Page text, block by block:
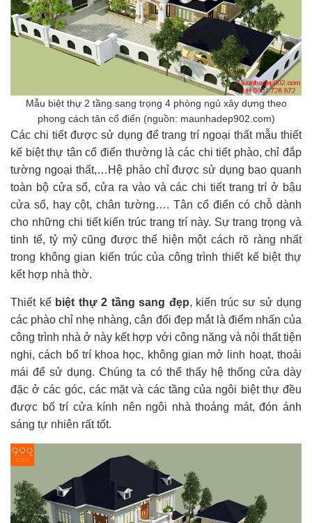
Mẫu biệt thự 2 tầng sang trọng 4 phòng ngủ xây dựng theo
phong cách tân cổ điển (nguồn: maunhadep902.com)
Các chi tiết được sử dụng để trang trí ngoại thất mẫu thiết
kế biệt thự tân cổ điển thường là các chi tiết phào, chỉ đắp
tường ngoại thất,…Hệ phào chỉ được sử dụng bao quanh
toàn bộ cửa sổ, cửa ra vào và các chi tiết trang trí ở bậu
cửa sổ, hay cột, chân tường…. Tân cổ điển có chỗ dành
cho những chi tiết kiến trúc trang trí này. Sự trang trọng và
tinh tế, tỷ mỷ cũng được thể hiện một cách rõ ràng nhất
trong không gian kiến trúc của công trình thiết kế biệt thự
kết hợp nhà thờ.
Thiết kế biệt thự 2 tầng sang đẹp, kiến trúc sư sử dụng
các phào chỉ nhẹ nhàng, cân đối đẹp mắt là điểm nhấn của
công trình nhà ở này kết hợp với công năng và nội thất tiện
nghi, cách bố trí khoa học, không gian mở linh hoạt, thoải
mái để sử dụng. Chúng ta có thể thấy hệ thống cửa dày
đặc ở các góc, các mặt và các tầng của ngôi biệt thự đều
được bố trí cửa kính nên ngôi nhà thoáng mát, đón ánh
sáng tự nhiên rất tốt.